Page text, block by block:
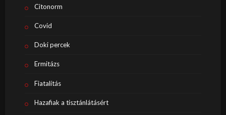
Citonorm
Covid
Doki percek
Ermitázs
Fiatalítás
Hazafiak a tisztánlátásért